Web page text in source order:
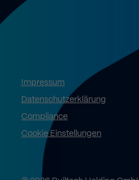
Impressum
Datenschutzerklärung
Compliance
Cookie Einstellungen